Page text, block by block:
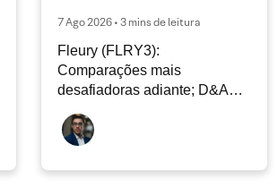
7 Ago 2026 • 3 mins de leitura
Fleury (FLRY3):
Comparações mais
desafiadoras adiante; D&A
deve permanecer nos níveis
atuais